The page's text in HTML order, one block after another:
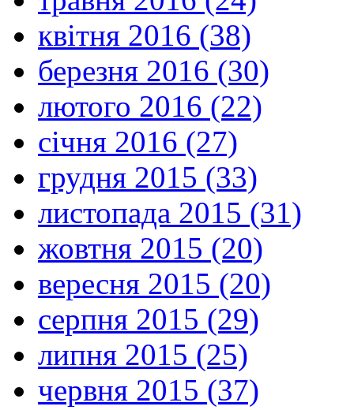
квітня 2016 (38)
березня 2016 (30)
лютого 2016 (22)
січня 2016 (27)
грудня 2015 (33)
листопада 2015 (31)
жовтня 2015 (20)
вересня 2015 (20)
серпня 2015 (29)
липня 2015 (25)
червня 2015 (37)